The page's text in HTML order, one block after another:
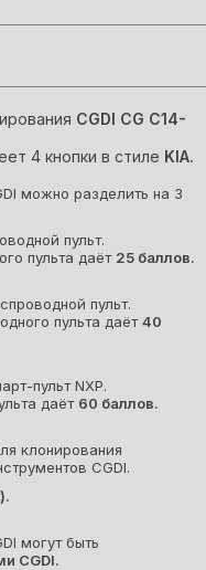
день
от работы
МИР, СБП, Сбербанк,
CGDI CG C14-
4 кнопки в стиле KIA.
можно разделить на 3
пульт.
пульта даёт 25 баллов.
пульт.
пульта даёт40
пульт NXP.
даёт 60 баллов.
клонирования
CGDI.
могут быть
CGDI.